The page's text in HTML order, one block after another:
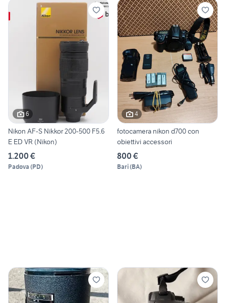
6
Nikon AF-S Nikkor 200-500 F5.6
E ED VR (Nikon)
1.200 €
Padova (PD)
4
fotocamera nikon d700 con
obiettivi accessori
800 €
Bari(BA)